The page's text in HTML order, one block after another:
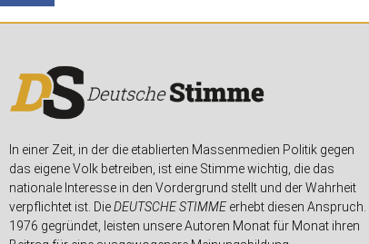
In einer Zeit, in der die etablierten Massenmedien Politik gegen
das eigene Volk betreiben, ist eine Stimme wichtig, die das
nationale Interesse in den Vordergrund stellt und der Wahrheit
verpflichtet ist. DieDEUTSCHE STIMMEerhebt diesen Anspruch.
1976 gegründet, leisten unsere Autoren Monat für Monat ihren